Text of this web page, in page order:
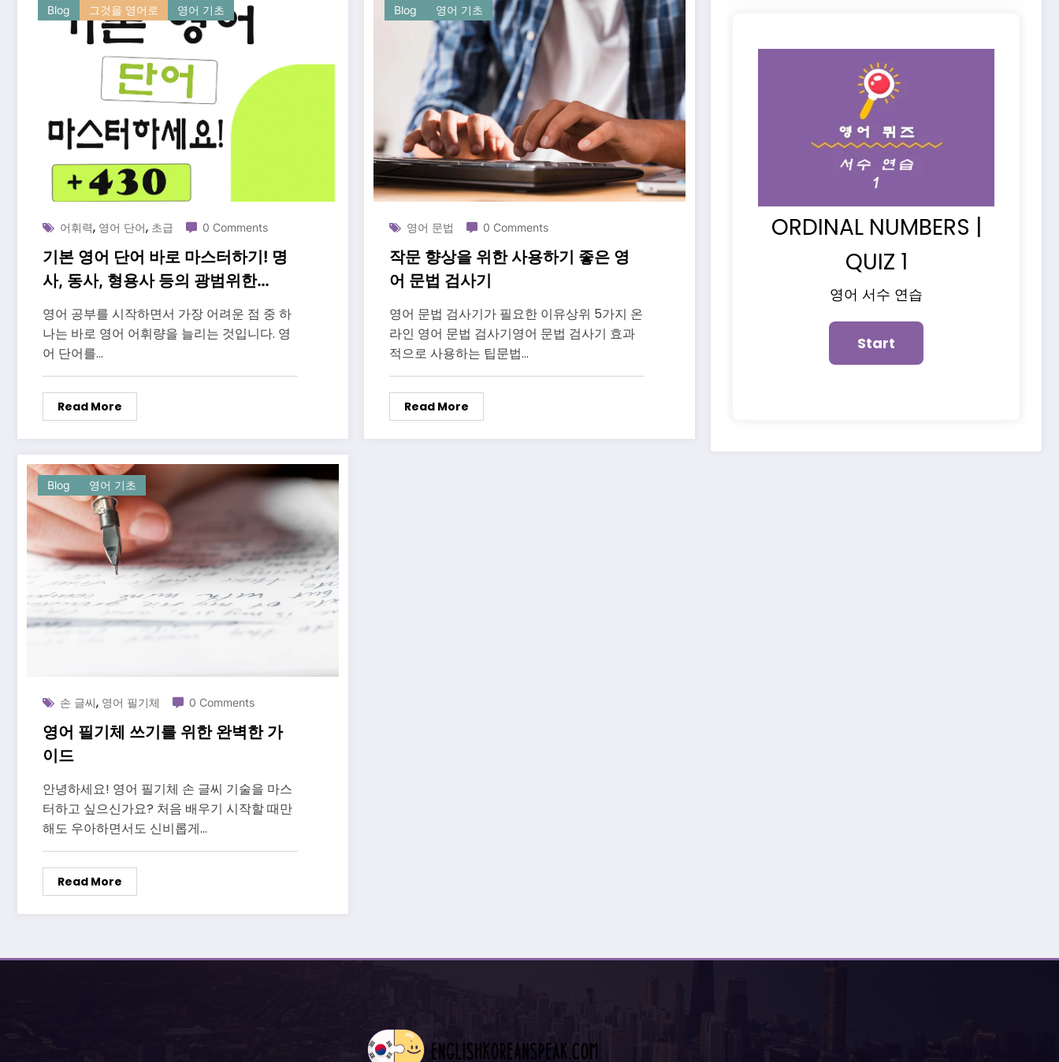
Blog 그것을 영어로 영어 기초
어휘력, 영어 단어, 초급 0 Comments
기본 영어 단어 바로 마스터하기! 명
사, 동사, 형용사 등의 광범위한
430+ 어휘 목록
영어 공부를 시작하면서 가장 어려운 점 중 하
나는 바로 영어 어휘량을 늘리는 것입니다. 영
어 단어를…
Read More
Blog 영어 기초
영어 문법 0 Comments
작문 향상을 위한 사용하기 좋은 영
어 문법 검사기
영어 문법 검사기가 필요한 이유상위 5가지 온
라인 영어 문법 검사기영어 문법 검사기 효과
적으로 사용하는 팁문법…
Read More
Blog 영어 기초
손 글씨, 영어 필기체 0 Comments
영어 필기체 쓰기를 위한 완벽한 가
이드
안녕하세요! 영어 필기체 손 글씨 기술을 마스
터하고 싶으신가요? 처음 배우기 시작할 때만
해도 우아하면서도 신비롭게…
Read More
ORDINAL NUMBERS |
QUIZ 1
영어 서수 연습